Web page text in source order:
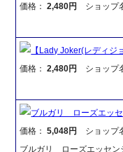
価格：2,480円 ショップ
【Lady Joker(レディジ
価格：2,480円 ショップ
ブルガリ ローズエッセ
価格：5,048円
ショップ
ブルガリ ローズエッセン